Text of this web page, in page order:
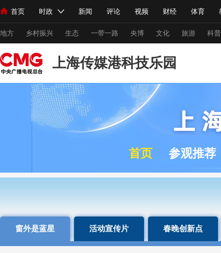
首页 时政 新闻 评论 视频 财经 体育
人民领袖习近平 联播+ 中国领导人 央视快评 习式妙语
直播 栏目大全 节目单 听音 微视频 主持人
海外频道 iPanda English Монгол
地方 乡村振兴 生态 一带一路 央博 文化 旅游 科普
总台春晚 网络春晚 共产党员网 秧纪录
新闻 国内 国际 评论 经济
人民领袖习近平 联播+ 热解读 天天学习 习式妙语
直播中国 熊猫频道
现场 前线 比划 快看 蓝海中国 新兵请入列
上海传媒港科技乐园
首页 参观推荐
窗外是蓝星 活动宣传片 春晚创新点